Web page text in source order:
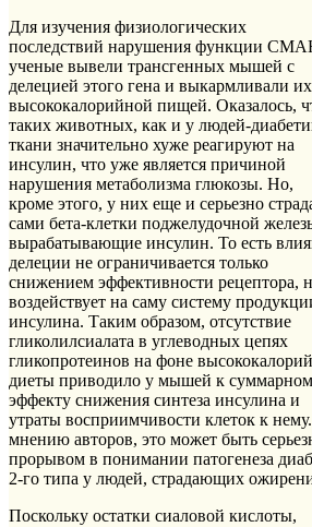
Для изучения физиологических
последствий нарушения функции
ученые вывели трансгенных мышей с
делецией этого гена и выкармливали их
высококалорийной пищей. Оказалось,
таких животных, как и у людей-
ткани значительно хуже реагируют на
инсулин, что уже является причиной
нарушения метаболизма глюкозы. Но,
кроме этого, у них еще и серьезно
сами бета-клетки поджелудочной
вырабатывающие инсулин. То есть
делеции не ограничивается только
снижением эффективности рецептора,
воздействует на саму систему
инсулина. Таким образом, отсутствие
гликолилсиалата в углеводных цепях
гликопротеинов на фоне
диеты приводило у мышей к
эффекту снижения синтеза инсулина и
утраты восприимчивости клеток к
мнению авторов, это может быть
прорывом в понимании патогенеза
2-го типа у людей, страдающих
Поскольку остатки сиаловой кислоты,